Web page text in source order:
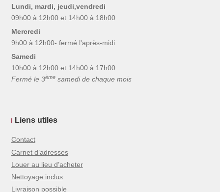
Lundi, mardi, jeudi,vendredi
09h00 à 12h00 et 14h00 à 18h00
Mercredi
9h00 à 12h00- fermé l'après-midi
Samedi
10h00 à 12h00 et 14h00 à 17h00
Fermé le 3èmesamedi de chaque mois
Liens utiles
Contact
Carnet d’adresses
Louer au lieu d’acheter
Nettoyage inclus
Livraison possible